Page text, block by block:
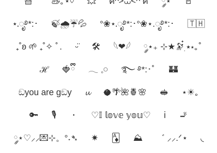
⋆.ೃ࿔*:･ 🍃🌧☔💦 °❀⋆.ೃ࿔*:･°❀⋆.ೃ࿔*:･ 🇹🇭
₊˚ʚ 🌱 ₊˚✧ ﾟ. ㅤᵕ̈ 🛠️ 𓆩❤︎𓆪 ༘⋆₊ ⊹★🔭๋࣭ ⭑⋆｡˚
ℋ 🍓ྀི 𓂃 𓈒𓏸 ࿐ ࿔*:･ﾟ 🏰
ඞyou are gඞy 𝓾 🥥🌴🌺🍍🌸 🥪 ⋆☀︎｡
🔑 🎙️ ・ ♡𝕀 𝕝𝕠𝕧𝕖 𝕪𝕠𝕦♡ ℹ️ 🚬
༘⋆♡⸝⸝💌⊹。°˖➴ ✷ 🃁 ⛰ ゛ ⸝⸝.ᐟ⋆ ◟